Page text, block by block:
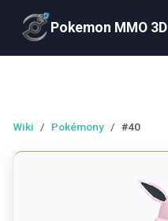
Pokemon MMO 3D
Wiki / Pokémony / #40